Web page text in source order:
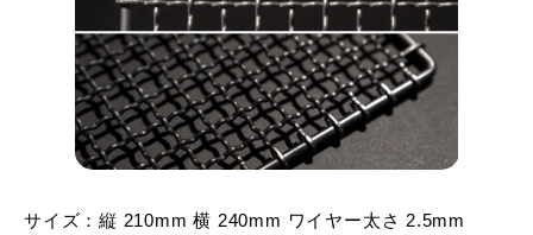
サイズ：縦 210mm 横 240mm ワイヤー太さ 2.5mm